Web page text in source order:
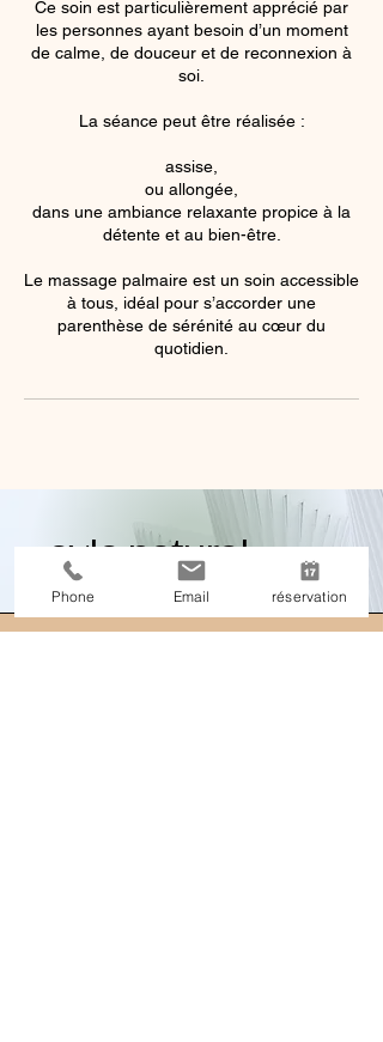
Ce soin est particulièrement apprécié par
les personnes ayant besoin d’un moment
de calme, de douceur et de reconnexion à
soi.
La séance peut être réalisée :
assise,
ou allongée,
dans une ambiance relaxante propice à la
détente et au bien-être.
Le massage palmaire est un soin accessible
à tous, idéal pour s’accorder une
parenthèse de sérénité au cœur du
quotidien.
ayla naturel
Phone Email réservation